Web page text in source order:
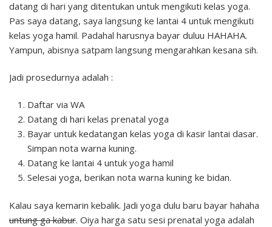
datang di hari yang ditentukan untuk mengikuti kelas yoga.
Pas saya datang, saya langsung ke lantai 4 untuk mengikuti
kelas yoga hamil. Padahal harusnya bayar duluu HAHAHA.
Yampun, abisnya satpam langsung mengarahkan kesana sih.
Jadi prosedurnya adalah :
Daftar via WA
Datang di hari kelas prenatal yoga
Bayar untuk kedatangan kelas yoga di kasir lantai dasar.
Simpan nota warna kuning.
Datang ke lantai 4 untuk yoga hamil
Selesai yoga, berikan nota warna kuning ke bidan.
Kalau saya kemarin kebalik. Jadi yoga dulu baru bayar hahaha
untung ga kabur. Oiya harga satu sesi prenatal yoga adalah